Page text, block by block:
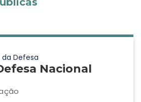
da Defesa
Nacional